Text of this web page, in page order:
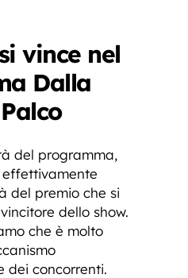
vince nel
Dalla
del programma,
effettivamente
del premio che si
dello show.
che è molto
dei concorrenti.